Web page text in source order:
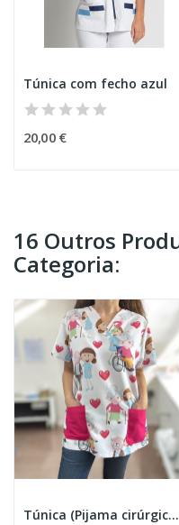
Túnica com fecho azul
20,00 €
16 Outros
Categoria:
Túnica (Pijama cirúrgico) Idosos